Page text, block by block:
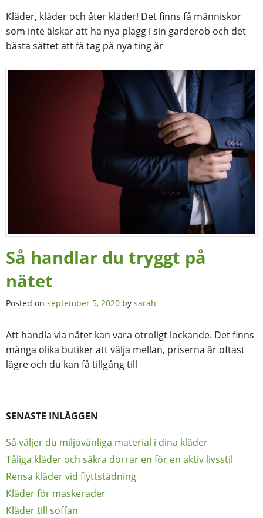
Kläder, kläder och åter kläder! Det finns få människor
som inte älskar att ha nya plagg i sin garderob och det
bästa sättet att få tag på nya ting är
Så handlar du tryggt på
nätet
Posted on september 5, 2020 by sarah
Att handla via nätet kan vara otroligt lockande. Det finns
många olika butiker att välja mellan, priserna är oftast
lägre och du kan få tillgång till
SENASTE INLÄGGEN
Så väljer du miljövänliga material i dina kläder
Tåliga kläder och säkra dörrar en för en aktiv livsstil
Rensa kläder vid flyttstädning
Kläder för maskerader
Kläder till soffan